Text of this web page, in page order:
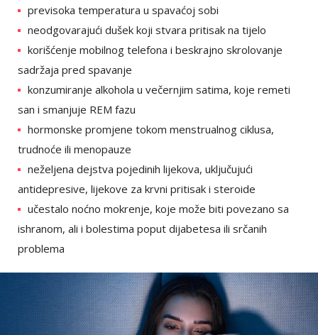
previsoka temperatura u spavaćoj sobi
neodgovarajući dušek koji stvara pritisak na tijelo
korišćenje mobilnog telefona i beskrajno skrolovanje
sadržaja pred spavanje
konzumiranje alkohola u večernjim satima, koje remeti
san i smanjuje REM fazu
hormonske promjene tokom menstrualnog ciklusa,
trudnoće ili menopauze
neželjena dejstva pojedinih lijekova, uključujući
antidepresive, lijekove za krvni pritisak i steroide
učestalo noćno mokrenje, koje može biti povezano sa
ishranom, ali i bolestima poput dijabetesa ili srčanih
problema